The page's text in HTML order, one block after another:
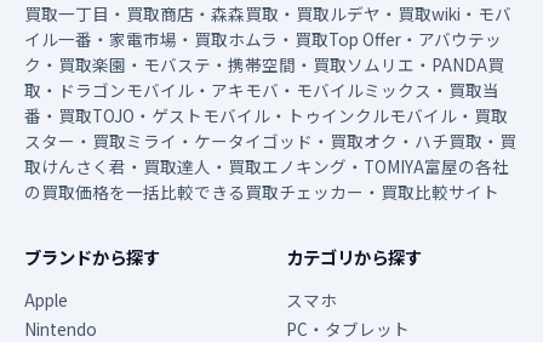
買取一丁目・買取商店・森森買取・買取ルデヤ・買取wiki・モバ
イル一番・家電市場・買取ホムラ・買取Top Offer・アバウテッ
ク・買取楽園・モバステ・携帯空間・買取ソムリエ・PANDA買
取・ドラゴンモバイル・アキモバ・モバイルミックス・買取当
番・買取TOJO・ゲストモバイル・トゥインクルモバイル・買取
スター・買取ミライ・ケータイゴッド・買取オク・ハチ買取・買
取けんさく君・買取達人・買取エノキング・TOMIYA富屋の各社
の買取価格を一括比較できる買取チェッカー・買取比較サイト
ブランドから探す
Apple
Nintendo
カテゴリから探す
スマホ
PC・タブレット